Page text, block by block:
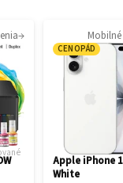
CENOPÁD
Apple iPhone
White